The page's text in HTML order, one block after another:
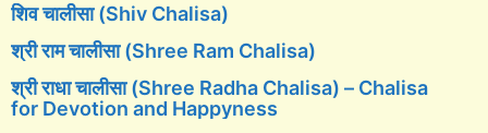
शिव चालीसा (Shiv Chalisa)
श्री राम चालीसा (Shree Ram Chalisa)
श्री राधा चालीसा (Shree Radha Chalisa) – Chalisa
for Devotion and Happyness